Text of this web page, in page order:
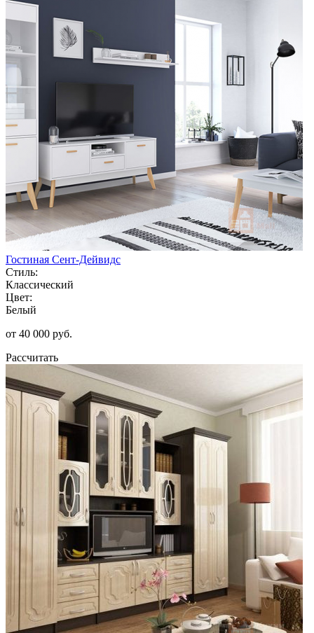
Гостиная Сент-Дейвидс
Стиль:
Классический
Цвет:
Белый
от 40 000 руб.
Рассчитать